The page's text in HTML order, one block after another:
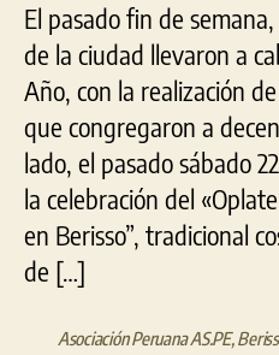
El pasado fin de
de la ciudad llevaron a
Año, con la realización
que congregaron a
lado, el pasado sábado
la celebración del
en Berisso”, tradicional
de […]
Asociación Peruana AS.PE,